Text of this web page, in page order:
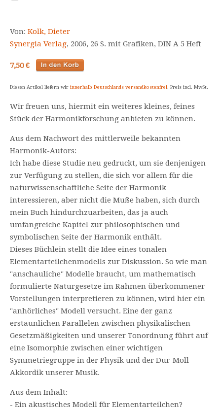
Von: Kolk, Dieter
Synergia Verlag, 2006, 26 S. mit Grafiken, DIN A 5 Heft
7,50 €
Diesen Artikel liefern wir innerhalb Deutschlands versandkostenfrei. Preis incl. MwSt.
Wir freuen uns, hiermit ein weiteres kleines, feines
Stück der Harmonikforschung anbieten zu können.
Aus dem Nachwort des mittlerweile bekannten
Harmonik-Autors:
Ich habe diese Studie neu gedruckt, um sie denjenigen
zur Verfügung zu stellen, die sich vor allem für die
naturwissenschaftliche Seite der Harmonik
interessieren, aber nicht die Muße haben, sich durch
mein Buch hindurchzuarbeiten, das ja auch
umfangreiche Kapitel zur philosophischen und
symbolischen Seite der Harmonik enthält.
Dieses Büchlein stellt die Idee eines tonalen
Elementarteilchenmodells zur Diskussion. So wie man
"anschauliche" Modelle braucht, um mathematisch
formulierte Naturgesetze im Rahmen überkommener
Vorstellungen interpretieren zu können, wird hier ein
"anhörliches" Modell versucht. Eine der ganz
erstaunlichen Parallelen zwischen physikalischen
Gesetzmäßigkeiten und unserer Tonordnung führt auf
eine Isomorphie zwischen einer wichtigen
Symmetriegruppe in der Physik und der Dur-Moll-
Akkordik unserer Musik.
Aus dem Inhalt:
- Ein akustisches Modell für Elementarteilchen?